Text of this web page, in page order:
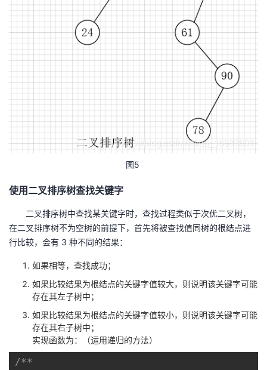
图5
使用二叉排序树查找关键字
二叉排序树中查找某关键字时，查找过程类似于次优二叉树，
在二叉排序树不为空树的前提下，首先将被查找值同树的根结点进
行比较，会有 3 种不同的结果：
如果相等，查找成功；
如果比较结果为根结点的关键字值较大，则说明该关键字可能
存在其左子树中；
如果比较结果为根结点的关键字值较小，则说明该关键字可能
存在其右子树中；
实现函数为：（运用递归的方法）
/**